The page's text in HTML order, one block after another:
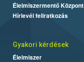
Élelmiszermentő Központ
Hírlevél feliratkozás
Gyakori kérdések
Élelmiszer